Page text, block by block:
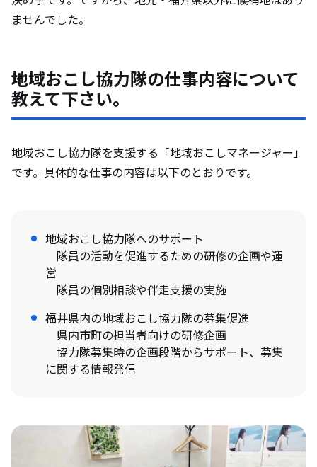
ませんでした。
地域おこし協力隊の仕事内容について
教えて下さい。
地域おこし協力隊を支援する「地域おこしマネージャー」
です。具体的な仕事の内容は以下のとおりです。
地域おこし協力隊へのサポート
隊員の活動を促進するための研修の企画や運
営
隊員の個別相談や伴走支援の実施
福井県内の地域おこし協力隊の募集促進
県内市町の担当者向けの研修企画
協力隊募集時の企画段階からサポート、募集
に関する情報発信